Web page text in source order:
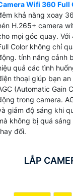
đối tượng giúp
mà không
trữ dữ liệu trên
camera
trữ mà vẫn
những tính
sẽ là trợ
phòng hoặc
Wifi 360 Full
khả năng xoay
H.265+ camera
mọi góc quay.
Color không chỉ
tính năng cảnh
quả các tình
thoại giúp bạn
(Automatic Gain
trong camera.
giảm độ sáng khi
không bị quá
đổi.
LẮP